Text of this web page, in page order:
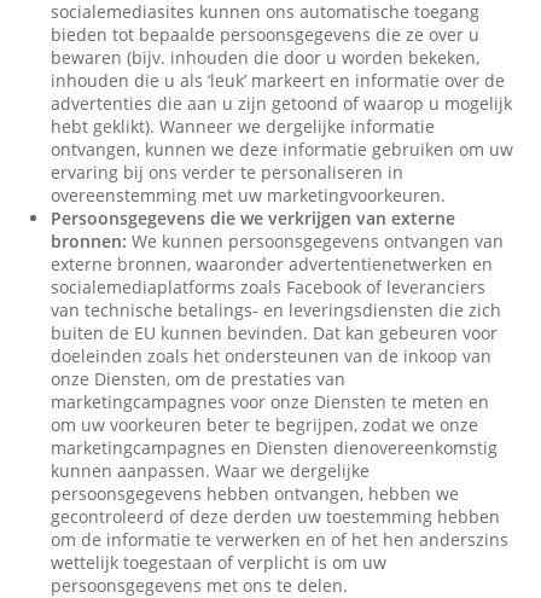
socialemediasites kunnen ons automatische toegang
bieden tot bepaalde persoonsgegevens die ze over u
bewaren (bijv. inhouden die door u worden bekeken,
inhouden die u als ‘leuk’ markeert en informatie over de
advertenties die aan u zijn getoond of waarop u mogelijk
hebt geklikt). Wanneer we dergelijke informatie
ontvangen, kunnen we deze informatie gebruiken om uw
ervaring bij ons verder te personaliseren in
overeenstemming met uw marketingvoorkeuren.
Persoonsgegevens die we verkrijgen van externe
bronnen: We kunnen persoonsgegevens ontvangen van
externe bronnen, waaronder advertentienetwerken en
socialemediaplatforms zoals Facebook of leveranciers
van technische betalings- en leveringsdiensten die zich
buiten de EU kunnen bevinden. Dat kan gebeuren voor
doeleinden zoals het ondersteunen van de inkoop van
onze Diensten, om de prestaties van
marketingcampagnes voor onze Diensten te meten en
om uw voorkeuren beter te begrijpen, zodat we onze
marketingcampagnes en Diensten dienovereenkomstig
kunnen aanpassen. Waar we dergelijke
persoonsgegevens hebben ontvangen, hebben we
gecontroleerd of deze derden uw toestemming hebben
om de informatie te verwerken en of het hen anderszins
wettelijk toegestaan of verplicht is om uw
persoonsgegevens met ons te delen.